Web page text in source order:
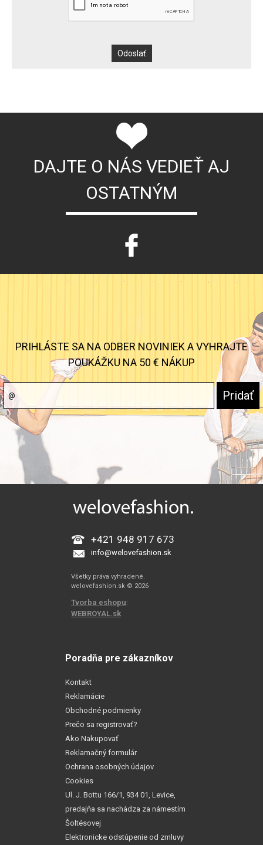
DAJTE O NÁS VEDIEŤ AJ
OSTATNÝM
PRIHLÁSTE SA NA ODBER NOVINIEK A VYHRAJTE
POUKÁŽKU NA 50 € NÁKUP
+421 948 917 673
info@welovefashion.sk
Všetky práva vyhradené.
welovefashion.sk © 2026
Tvorba eshopu:
WEBROYAL.sk
Poradňa pre zákazníkov
Kontakt
Reklamácie
Obchodné podmienky
Prečo sa registrovať?
Ako Nakupovať
Reklamačný formulár
Ochrana osobných údajov
Cookies
Ul. J. Bottu 166/1, 934 01, Levice,
predajňa sa nachádza za námestím
Šoltésovej
Elektronicke odstúpenie od zmluvy